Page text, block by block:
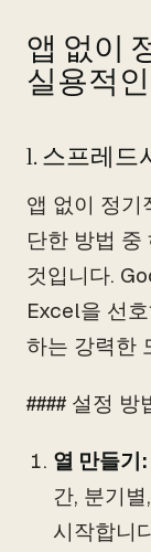
앱 없이
실용적
1. 스프레드
앱 없이 정기
단한 방법 중
것입니다.
Excel을 선
하는 강력한
#### 설정 방
열 만들기:
간, 분기
시작합니